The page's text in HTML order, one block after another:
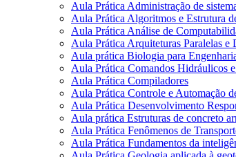
Aula Prática Administração de
Aula Prática Algoritmos e Estrutura
Aula Prática Análise de
Aula Prática Arquiteturas Paralelas e
Aula prática Biologia para
Aula Prática Comandos Hidráulicos
Aula Prática Compiladores
Aula Prática Controle e Automação
Aula Prática Desenvolvimento
Aula prática Estruturas de concreto
Aula Prática Fenômenos de
Aula Prática Fundamentos da